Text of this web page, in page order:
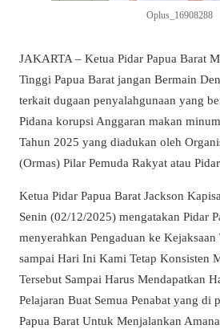
Oplus_16908288
JAKARTA – Ketua Pidar Papua Barat
Tinggi Papua Barat jangan Bermain
terkait dugaan penyalahgunaan yang
Pidana korupsi Anggaran makan
Tahun 2025 yang diadukan oleh
(Ormas) Pilar Pemuda Rakyat atau
Ketua Pidar Papua Barat Jackson
Senin (02/12/2025) mengatakan Pidar
menyerahkan Pengaduan ke
sampai Hari Ini Kami Tetap Konsisten
Tersebut Sampai Harus Mendapatkan
Pelajaran Buat Semua Penabat yang di
Papua Barat Untuk Menjalankan